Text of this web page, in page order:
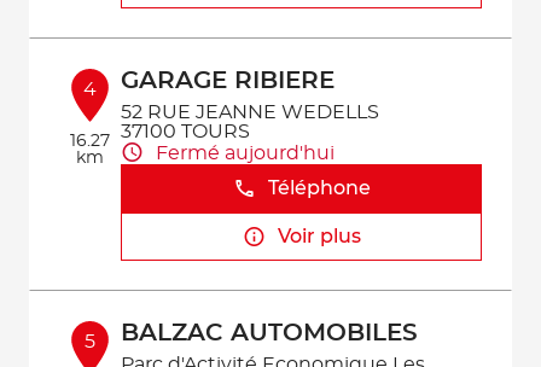
4
16.27
km
GARAGE RIBIERE
52 RUE JEANNE WEDELLS
37100 TOURS
Fermé aujourd'hui
Téléphone
Voir plus
5 BALZAC AUTOMOBILES